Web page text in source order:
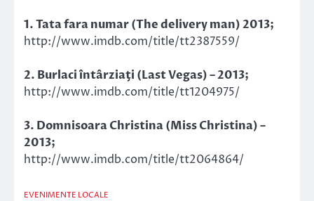
1. Tata fara numar (The delivery man) 2013;
http://www.imdb.com/title/tt2387559/
2. Burlaci întârziaţi (Last Vegas) – 2013;
http://www.imdb.com/title/tt1204975/
3. Domnisoara Christina (Miss Christina) –
2013;
http://www.imdb.com/title/tt2064864/
EVENIMENTE LOCALE